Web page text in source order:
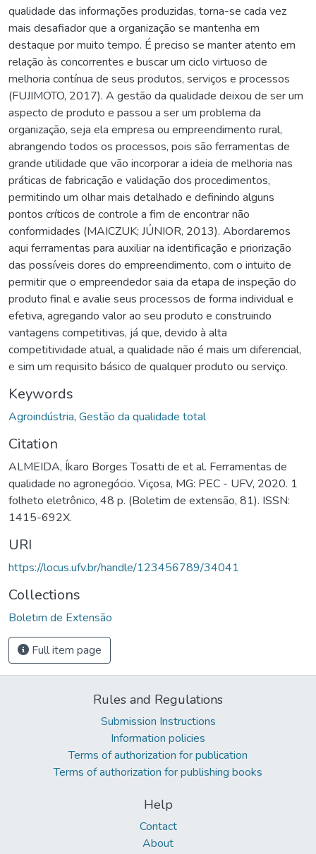
qualidade das informações produzidas, torna-se cada vez
mais desafiador que a organização se mantenha em
destaque por muito tempo. É preciso se manter atento em
relação às concorrentes e buscar um ciclo virtuoso de
melhoria contínua de seus produtos, serviços e processos
(FUJIMOTO, 2017). A gestão da qualidade deixou de ser um
aspecto de produto e passou a ser um problema da
organização, seja ela empresa ou empreendimento rural,
abrangendo todos os processos, pois são ferramentas de
grande utilidade que vão incorporar a ideia de melhoria nas
práticas de fabricação e validação dos procedimentos,
permitindo um olhar mais detalhado e definindo alguns
pontos críticos de controle a fim de encontrar não
conformidades (MAICZUK; JÚNIOR, 2013). Abordaremos
aqui ferramentas para auxiliar na identificação e priorização
das possíveis dores do empreendimento, com o intuito de
permitir que o empreendedor saia da etapa de inspeção do
produto final e avalie seus processos de forma individual e
efetiva, agregando valor ao seu produto e construindo
vantagens competitivas, já que, devido à alta
competitividade atual, a qualidade não é mais um diferencial,
e sim um requisito básico de qualquer produto ou serviço.
Keywords
Agroindústria, Gestão da qualidade total
Citation
ALMEIDA, Íkaro Borges Tosatti de et al. Ferramentas de
qualidade no agronegócio. Viçosa, MG: PEC - UFV, 2020. 1
folheto eletrônico, 48 p. (Boletim de extensão, 81). ISSN:
1415-692X.
URI
https://locus.ufv.br/handle/123456789/34041
Collections
Boletim de Extensão
Full item page
Rules and Regulations
Submission Instructions
Information policies
Terms of authorization for publication
Terms of authorization for publishing books
Help
Contact
About